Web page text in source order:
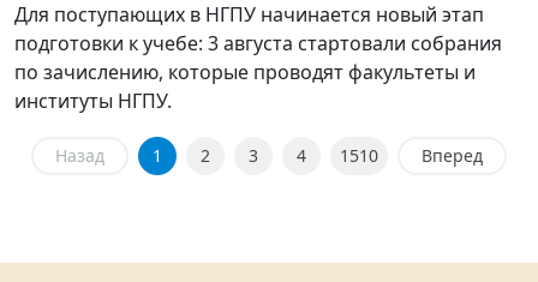
Для поступающих в НГПУ начинается новый этап
подготовки к учебе: 3 августа стартовали собрания
по зачислению, которые проводят факультеты и
институты НГПУ.
Назад 1 2 3 4 1510 Вперед